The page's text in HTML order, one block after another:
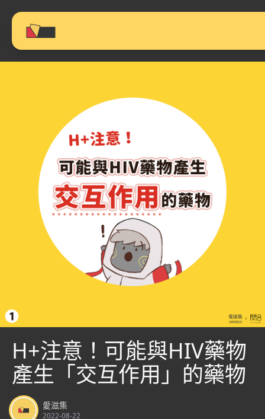
H+注意！可能與HIV藥物
產生「交互作用」的藥物
愛滋集
2022-08-22